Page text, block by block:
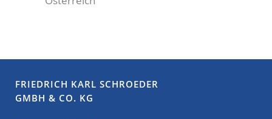
FRIEDRICH KARL SCHROEDER
GMBH & CO. KG